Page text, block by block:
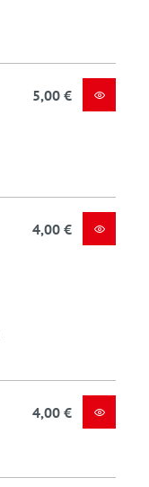
5,00 €
4,00 €
4,00 €